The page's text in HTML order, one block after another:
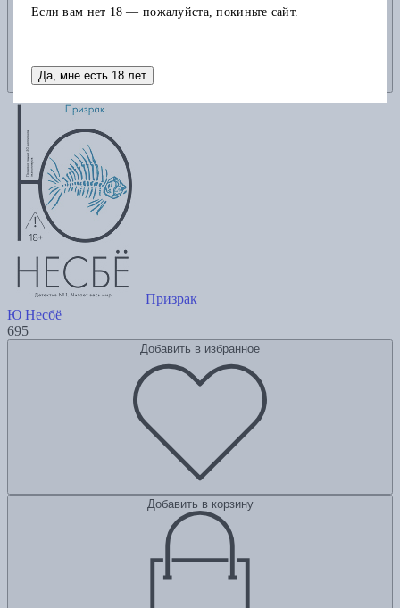
Призрак
Ю Несбё
695
Добавить в избранное
Добавить в корзину
Если вам нет 18 — пожалуйста, покиньте сайт.
Да, мне есть 18 лет